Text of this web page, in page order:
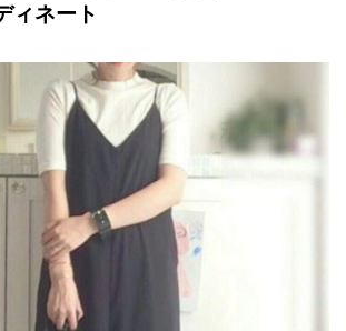
ィネート